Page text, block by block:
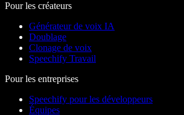
Pour les créateurs
Générateur de voix IA
Doublage
Clonage de voix
Speechify Travail
Pour les entreprises
Speechify pour les développeurs
Équipes